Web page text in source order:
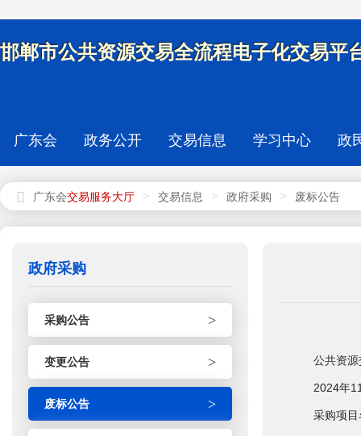
邯郸市公共资源交易全流程电子化交易平
广东会 政务公开 交易信息 学习中心 政
广东会 > 交易信息 > 政府采购 > 废标公告
政府采购
采购公告 >
变更公告 >
废标公告 >
公共资源交
2024年11
采购项目名